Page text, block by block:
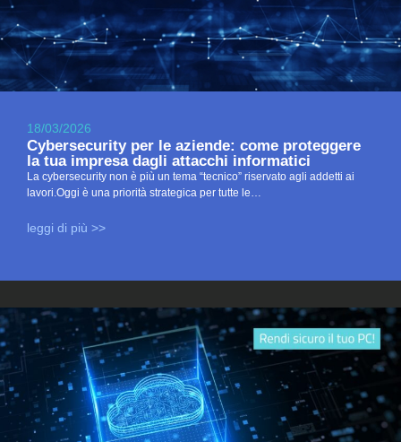
18/03/2026
Cybersecurity per le aziende: come proteggere
la tua impresa dagli attacchi informatici
La cybersecurity non è più un tema “tecnico” riservato agli addetti ai
lavori.Oggi è una priorità strategica per tutte le…
leggi di più >>